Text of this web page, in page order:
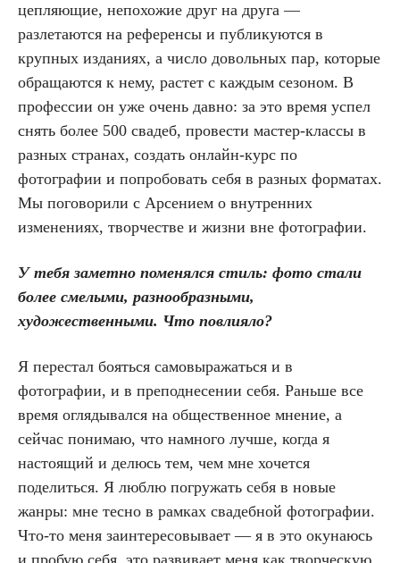
цепляющие, непохожие друг на друга —
разлетаются на референсы и публикуются в
крупных изданиях, а число довольных пар, которые
обращаются к нему, растет с каждым сезоном. В
профессии он уже очень давно: за это время успел
снять более 500 свадеб, провести мастер-классы в
разных странах, создать онлайн-курс по
фотографии и попробовать себя в разных форматах.
Мы поговорили с Арсением о внутренних
изменениях, творчестве и жизни вне фотографии.
У тебя заметно поменялся стиль: фото стали
более смелыми, разнообразными,
художественными. Что повлияло?
Я перестал бояться самовыражаться и в
фотографии, и в преподнесении себя. Раньше все
время оглядывался на общественное мнение, а
сейчас понимаю, что намного лучше, когда я
настоящий и делюсь тем, чем мне хочется
поделиться. Я люблю погружать себя в новые
жанры: мне тесно в рамках свадебной фотографии.
Что-то меня заинтересовывает — я в это окунаюсь